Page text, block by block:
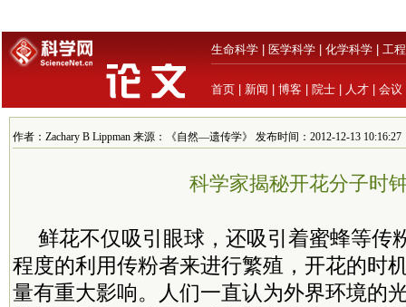
生命科学 医学科学 化学科学 工
首页 新闻 博客 院士 人才 会议
作者：Zachary B Lippman 来源：《自然—遗传学》 发布时间：2012-12-13 10:16:27
科学家揭秘开花分子时
鲜花不仅吸引眼球，还吸引着蜜蜂等传
程度的利用传粉者来进行繁殖，开花的时
量有重大影响。人们一直认为外界环境的